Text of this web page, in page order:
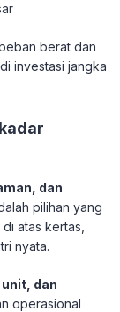
berat dan
investasi jangka
dan
pilihan yang
atas kertas,
nyata.
dan
operasional